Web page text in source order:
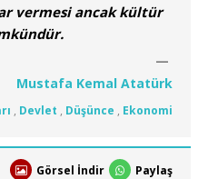
vermesi ancak kültür
Mustafa Kemal Atatürk
, Devlet , Düşünce , Ekonomi
Görsel İndir Paylaş